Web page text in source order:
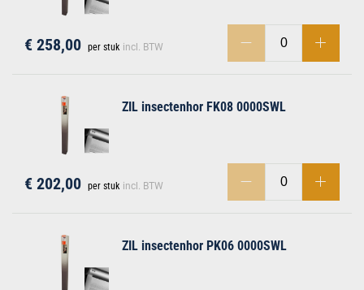
€ 258,00 per stuk incl. BTW
ZIL insectenhor FK08 0000SWL
€ 202,00 per stuk incl. BTW
ZIL insectenhor PK06 0000SWL